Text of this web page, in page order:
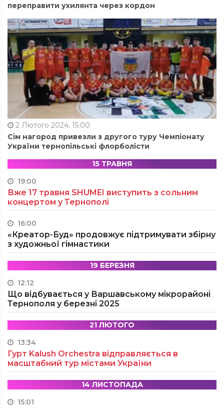
переправити ухилянта через кордон
2 Лютого 2024, 15:00
Сім нагород привезли з другого туру Чемпіонату
України тернопільські флорболісти
15 ТРАВНЯ
19:00
Вже 17 травня SHUMEI виступить з сольним
концертом у Тернополі
16:00
«Креатор-Буд» продовжує підтримувати збірну
з художньої гімнастики
19 БЕРЕЗНЯ
12:12
Що відбувається у Варшавському мікрорайоні
Тернополя у березні 2025
21 ЛЮТОГО
13:34
Гурт Kalush Orchestra відправляється в
масштабний тур містами України
14 ЛИСТОПАДА
15:01